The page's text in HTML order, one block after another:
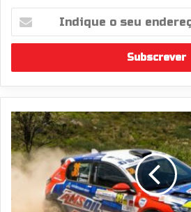
seu
de
email
Peugeot
Rally
Cup
Portugal
prossegue